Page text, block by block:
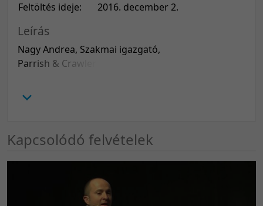
Feltöltés ideje:
2016. december 2.
Leírás
Nagy Andrea, Szakmai igazgató,
Parrish & Crawler International
Erős Ila, Executive Coach, Flow
Group
Horváth Tünde, Alapító, igazgató,
Master Certified Coach (MCC),
Gestalt Coaching Center
Kapcsolódó felvételek